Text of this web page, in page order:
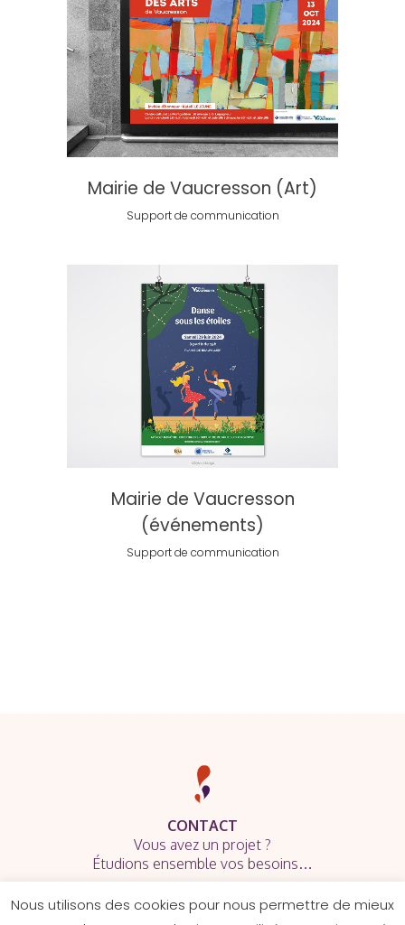
Mairie de Vaucresson (Art)
Support de communication
Mairie de Vaucresson
(événements)
Support de communication
CONTACT
Vous avez un projet ?
Étudions ensemble vos besoins…
Nous utilisons des cookies pour nous permettre de mieux